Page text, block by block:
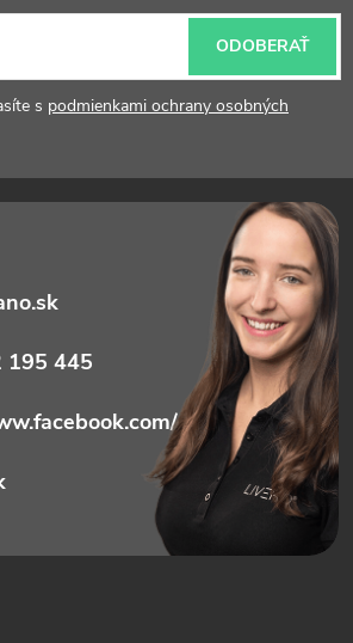
s podmienkami ochrany osobných
ODOBERAŤ
195 445
ceranosk